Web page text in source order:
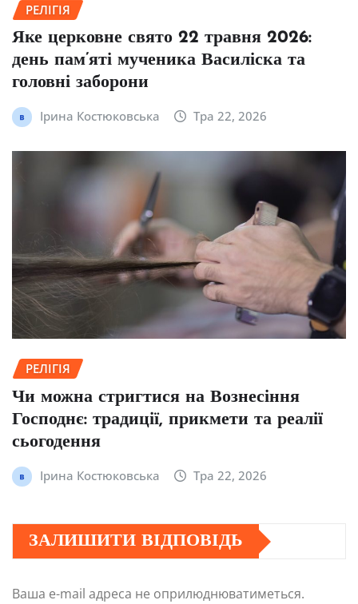
РЕЛІГІЯ
Яке церковне свято 22 травня 2026:
день пам’яті мученика Василіска та
головні заборони
Ірина Костюковська Тра 22, 2026
РЕЛІГІЯ
Чи можна стригтися на Вознесіння
Господнє: традиції, прикмети та реалії
сьогодення
Ірина Костюковська Тра 22, 2026
ЗАЛИШИТИ ВІДПОВІДЬ
Ваша e-mail адреса не оприлюднюватиметься.